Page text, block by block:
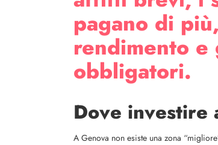
pagano di
rendimento e
obbligatori.
Dove investire
A Genova non esiste una zona